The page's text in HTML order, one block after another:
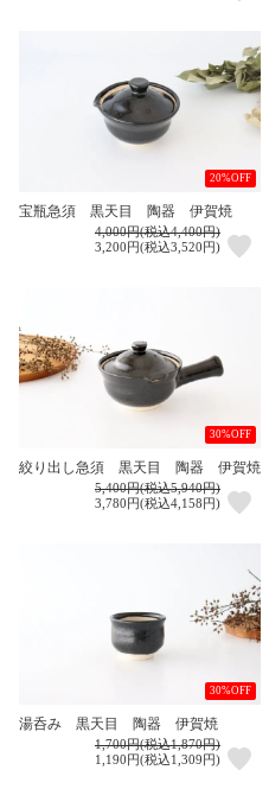
20%OFF
宝瓶急須 黒天目 陶器 伊賀焼
4,000円(税込4,400円)
3,200円(税込3,520円)
30%OFF
絞り出し急須 黒天目 陶器 伊賀焼
5,400円(税込5,940円)
3,780円(税込4,158円)
30%OFF
湯呑み 黒天目 陶器 伊賀焼
1,700円(税込1,870円)
1,190円(税込1,309円)